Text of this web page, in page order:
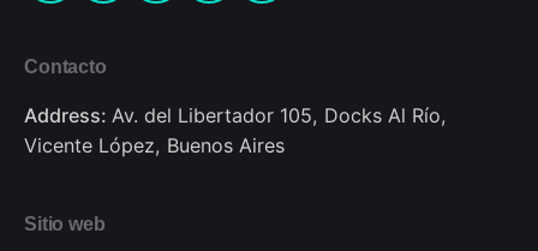
Contacto
Address: Av. del Libertador 105, Docks Al Río,
Vicente López, Buenos Aires
Sitio web